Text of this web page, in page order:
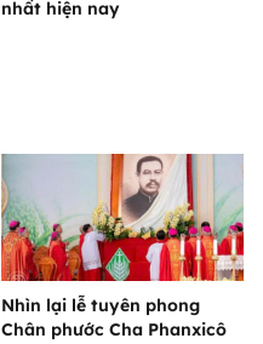
nhất hiện nay
Nhìn lại lễ tuyên phong
Chân phước Cha Phanxicô